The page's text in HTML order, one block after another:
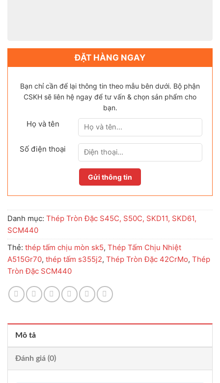
ĐẶT HÀNG NGAY
Bạn chỉ cần để lại thông tin theo mẫu bên dưới. Bộ phận
CSKH sẽ liên hệ ngay để tư vấn & chọn sản phẩm cho
bạn.
Họ và tên
Số điện thoại
Danh mục: Thép Tròn Đặc S45C, S50C, SKD11, SKD61,
SCM440
Thẻ: thép tấm chịu mòn sk5, Thép Tấm Chịu Nhiệt
A515Gr70, thép tấm s355j2, Thép Tròn Đặc 42CrMo, Thép
Tròn Đặc SCM440
Mô tả
Đánh giá (0)